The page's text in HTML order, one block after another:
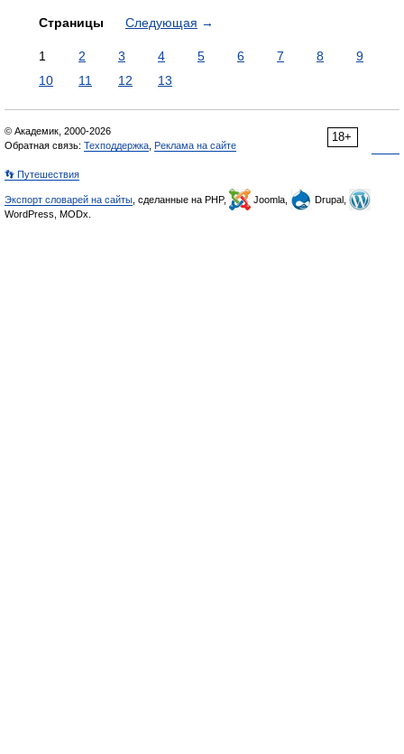
Страницы Следующая →
1 2 3 4 5 6 7 8
9
10
11 12 13
18+
© Академик, 2000-2026
Обратная связь: Техподдержка Реклама на сайте
👣 Путешествия
Экспорт словарей на сайты , сделанные на PHP, Joomla,
Drupal,
WordPress, MODx.